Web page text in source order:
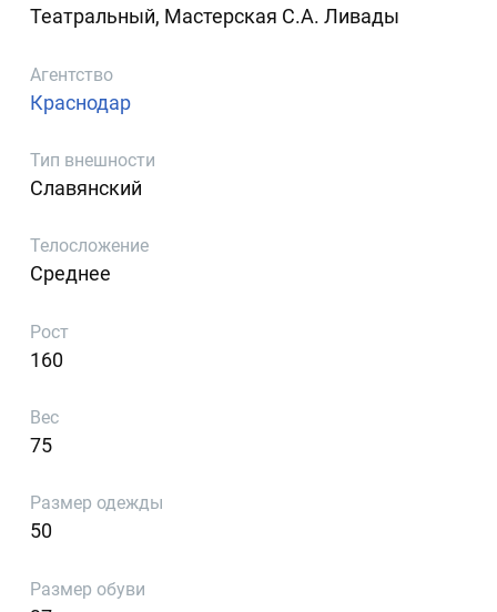
Театральный, Мастерская С.А. Ливады
Агентство
Краснодар
Тип внешности
Славянский
Телосложение
Среднее
Рост
160
Вес
75
Размер одежды
50
Размер обуви